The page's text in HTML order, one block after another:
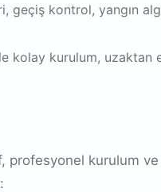
geçiş kontrol, yangın
kolay kurulum, uzaktan
kurulum ve